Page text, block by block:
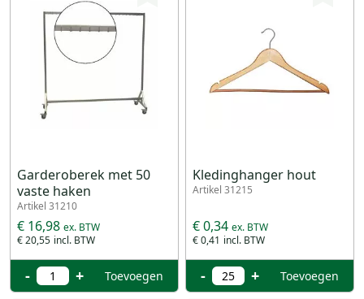
Garderoberek met 50
vaste haken
Artikel 31210
€ 20,55
€ 16,98
- + Toevoegen
Kledinghanger hout
Artikel 31215
€ 0,41
€ 0,34
- + Toevoegen